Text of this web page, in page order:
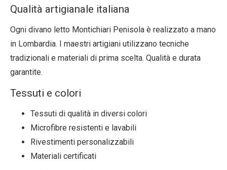
Qualità artigianale italiana
Ogni divano letto Montichiari Penisola è realizzato a mano
in Lombardia. I maestri artigiani utilizzano tecniche
tradizionali e materiali di prima scelta. Qualità e durata
garantite.
Tessuti e colori
Tessuti di qualità in diversi colori
Microfibre resistenti e lavabili
Rivestimenti personalizzabili
Materiali certificati